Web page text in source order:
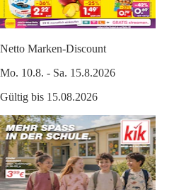
Netto Marken-Discount
Mo. 10.8. - Sa. 15.8.2026
Gültig bis 15.08.2026